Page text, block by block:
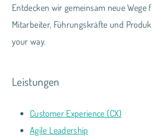
Entdecken wir gemeinsam neue Wege
Mitarbeiter, Führungskräfte und
your way.
Leistungen
Customer Experience (CX)
Agile Leadership